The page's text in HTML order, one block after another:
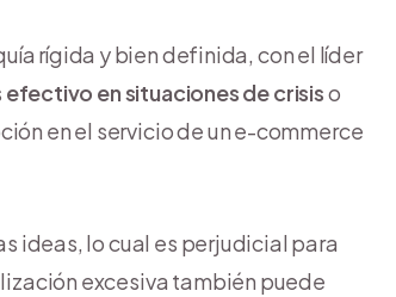
rígida y bien definida, con el líder
efectivo en situaciones de crisiso
en el servicio de un e-commerce
ideas, lo cual es perjudicial para
excesiva también puede